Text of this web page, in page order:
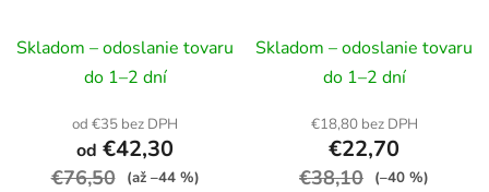
Skladom – odoslanie tovaru
do 1–2 dní
od €35 bez DPH
od €42,30
€76,50 (až –44 %)
Skladom – odoslanie tovaru
do 1–2 dní
€18,80 bez DPH
€22,70
€38,10 (–40 %)